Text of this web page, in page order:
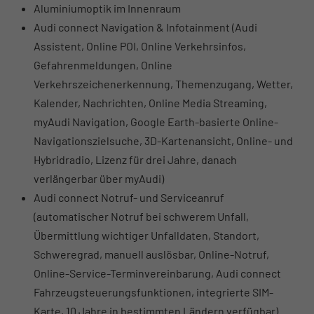
Aluminiumoptik im Innenraum
Audi connect Navigation & Infotainment (Audi
Assistent, Online POI, Online Verkehrsinfos,
Gefahrenmeldungen, Online
Verkehrszeichenerkennung, Themenzugang, Wetter,
Kalender, Nachrichten, Online Media Streaming,
myAudi Navigation, Google Earth-basierte Online-
Navigationszielsuche, 3D-Kartenansicht, Online- und
Hybridradio, Lizenz für drei Jahre, danach
verlängerbar über myAudi)
Audi connect Notruf- und Serviceanruf
(automatischer Notruf bei schwerem Unfall,
Übermittlung wichtiger Unfalldaten, Standort,
Schweregrad, manuell auslösbar, Online-Notruf,
Online-Service-Terminvereinbarung, Audi connect
Fahrzeugsteuerungsfunktionen, integrierte SIM-
Karte, 10 Jahre in bestimmten Ländern verfügbar)